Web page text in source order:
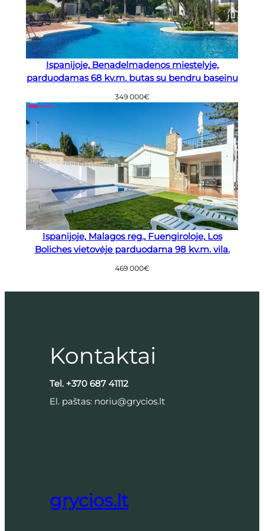
Ispanijoje, Benadelmadenos miestelyje,
parduodamas 68 kv.m. butas su bendru baseinu
349 000€
Ispanijoje, Malagos reg., Fuengiroloje, Los
Boliches vietovėje parduodama 98 kv.m. vila.
469 000€
Kontaktai
Tel. +370 687 41112
El. paštas: noriu@grycios.lt
grycios.lt